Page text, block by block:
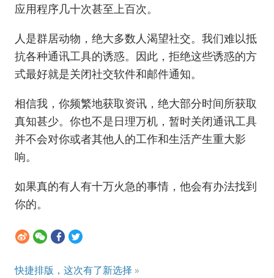
应用程序几十次甚至上百次。
人是群居动物，绝大多数人渴望社交。我们难以抵
抗各种通讯工具的诱惑。因此，拒绝这些诱惑的方
式最好就是关闭社交软件和邮件通知。
相信我，你频繁地获取资讯，绝大部分时间所获取
真知甚少。你也不是日理万机，暂时关闭通讯工具
并不会对你或者其他人的工作和生活产生重大影
响。
如果真的有人有十万火急的事情，他会有办法找到
你的。
快捷排版，这次有了新选择 »